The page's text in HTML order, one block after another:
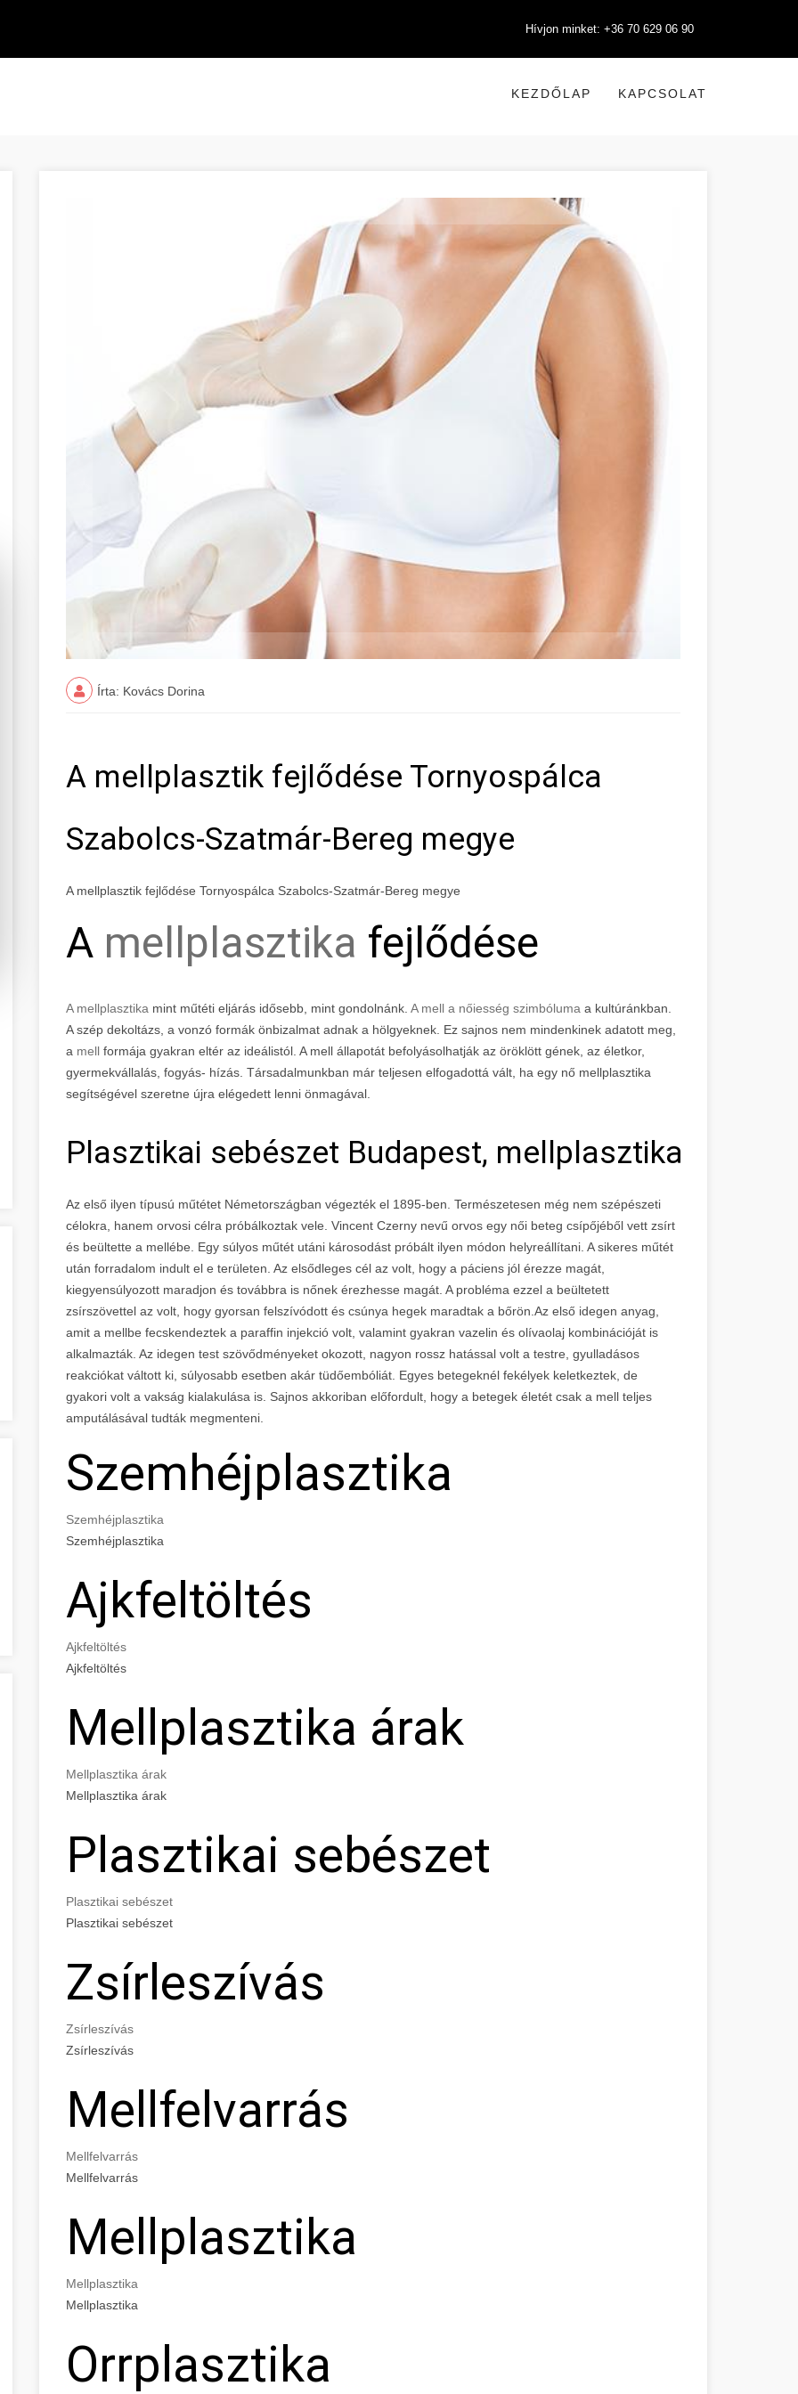
Hívjon minket: +36 70 629 06 90
KEZDŐLAP KAPCSOLAT
Írta: Kovács Dorina
A mellplasztik fejlődése Tornyospálca
Szabolcs-Szatmár-Bereg megye
A mellplasztik fejlődése Tornyospálca Szabolcs-Szatmár-Bereg megye
A mellplasztika fejlődése
A mellplasztika mint műtéti eljárás idősebb, mint gondolnánk. A mell a nőiesség szimbóluma a kultúránkban.
A szép dekoltázs, a vonzó formák önbizalmat adnak a hölgyeknek. Ez sajnos nem mindenkinek adatott meg,
a mell formája gyakran eltér az ideálistól. A mell állapotát befolyásolhatják az öröklött gének, az életkor,
gyermekvállalás, fogyás- hízás. Társadalmunkban már teljesen elfogadottá vált, ha egy nő mellplasztika
segítségével szeretne újra elégedett lenni önmagával.
Plasztikai sebészet Budapest, mellplasztika árak,
Az első ilyen típusú műtétet Németországban végezték el 1895-ben. Természetesen még nem szépészeti
célokra, hanem orvosi célra próbálkoztak vele. Vincent Czerny nevű orvos egy női beteg csípőjéből vett zsírt
és beültette a mellébe. Egy súlyos műtét utáni károsodást próbált ilyen módon helyreállítani. A sikeres műtét
után forradalom indult el e területen. Az elsődleges cél az volt, hogy a páciens jól érezze magát,
kiegyensúlyozott maradjon és továbbra is nőnek érezhesse magát. A probléma ezzel a beültetett
zsírszövettel az volt, hogy gyorsan felszívódott és csúnya hegek maradtak a bőrön.Az első idegen anyag,
amit a mellbe fecskendeztek a paraffin injekció volt, valamint gyakran vazelin és olívaolaj kombinációját is
alkalmazták. Az idegen test szövődményeket okozott, nagyon rossz hatással volt a testre, gyulladásos
reakciókat váltott ki, súlyosabb esetben akár tüdőembóliát. Egyes betegeknél fekélyek keletkeztek, de
gyakori volt a vakság kialakulása is. Sajnos akkoriban előfordult, hogy a betegek életét csak a mell teljes
amputálásával tudták megmenteni.
Szemhéjplasztika
Szemhéjplasztika
Szemhéjplasztika
Ajkfeltöltés
Ajkfeltöltés
Ajkfeltöltés
Mellplasztika árak
Mellplasztika árak
Mellplasztika árak
Plasztikai sebészet
Plasztikai sebészet
Plasztikai sebészet
Zsírleszívás
Zsírleszívás
Zsírleszívás
Mellfelvarrás
Mellfelvarrás
Mellfelvarrás
Mellplasztika
Mellplasztika
Mellplasztika
Orrplasztika